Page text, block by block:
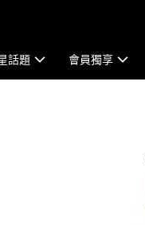
話題 會員獨享